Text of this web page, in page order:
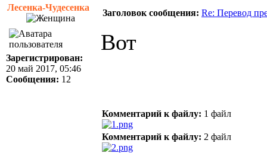
Лесенка-Чудесенка
Заголовок сообщения: Re: Перевод
Зарегистрирован:
20 май 2017, 05:46
Сообщения: 12
Вот
Комментарий к файлу: 1 файл
Комментарий к файлу: 2 файл